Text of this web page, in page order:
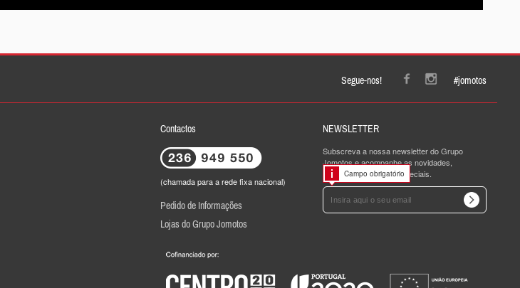
Segue-nos! #jomotos
Contactos
(chamada para a rede fixa nacional)
Pedido de Informações
Lojas do Grupo Jomotos
NEWSLETTER
Subscreva a nossa newsletter do Grupo
Jomotos e acompanhe as novidades,
promoções e ofertas especiais.
Campo obrigatório